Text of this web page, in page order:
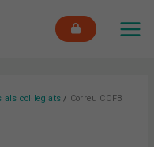
als col·legiats Correu COFB